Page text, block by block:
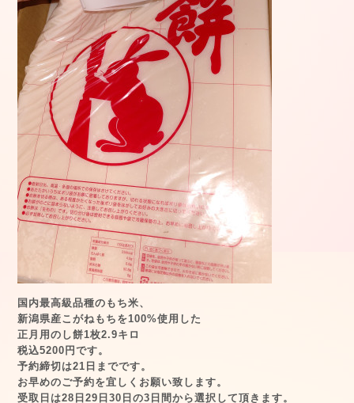
国内最高級品種の もち米、
新潟県産こがねもちを100%使用した
正月用のし餅1枚2.9キロ
税込5200円です。
予約締切は21日までです。
お早めのご予約を宜しくお願い致します。
受取日は28日29日30日の3日間から選択して頂きます。